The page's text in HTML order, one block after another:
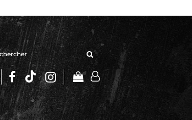
Rechercher
site